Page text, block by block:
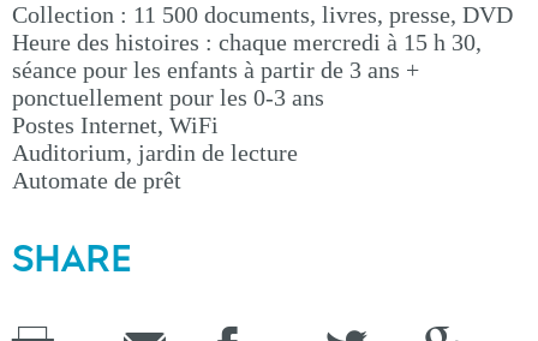
Collection : 11 500 documents, livres, presse, DVD
Heure des histoires : chaque mercredi à 15 h 30,
séance pour les enfants à partir de 3 ans +
ponctuellement pour les 0-3 ans
Postes Internet, WiFi
Auditorium, jardin de lecture
Automate de prêt
SHARE